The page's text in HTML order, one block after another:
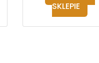
SKLEPIE